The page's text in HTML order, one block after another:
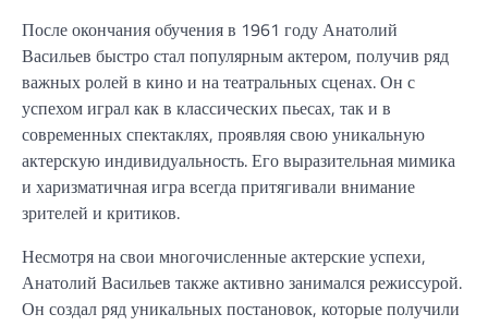
После окончания обучения в 1961 году Анатолий
Васильев быстро стал популярным актером, получив ряд
важных ролей в кино и на театральных сценах. Он с
успехом играл как в классических пьесах, так и в
современных спектаклях, проявляя свою уникальную
актерскую индивидуальность. Его выразительная мимика
и харизматичная игра всегда притягивали внимание
зрителей и критиков.
Несмотря на свои многочисленные актерские успехи,
Анатолий Васильев также активно занимался режиссурой.
Он создал ряд уникальных постановок, которые получили